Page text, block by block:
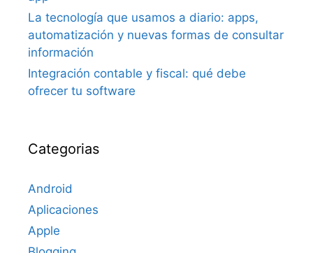
La tecnología que usamos a diario: apps,
automatización y nuevas formas de consultar
información
Integración contable y fiscal: qué debe
ofrecer tu software
Categorias
Android
Aplicaciones
Apple